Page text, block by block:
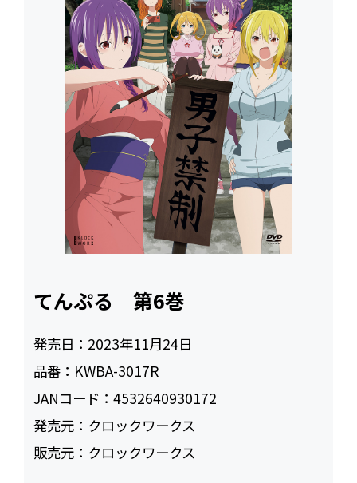
てんぷる 第6巻
発売日： 2023年11月24日
品番： KWBA-3017R
JANコード：4532640930172
発売元： クロックワークス
販売元： クロックワークス